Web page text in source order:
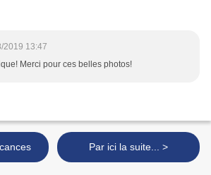
2019 13:47
Merci pour ces belles photos!
Par ici la suite... >